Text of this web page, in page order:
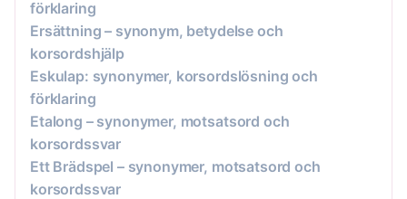
förklaring
Ersättning – synonym, betydelse och
korsordshjälp
Eskulap: synonymer, korsordslösning och
förklaring
Etalong – synonymer, motsatsord och
korsordssvar
Ett Brädspel – synonymer, motsatsord och
korsordssvar